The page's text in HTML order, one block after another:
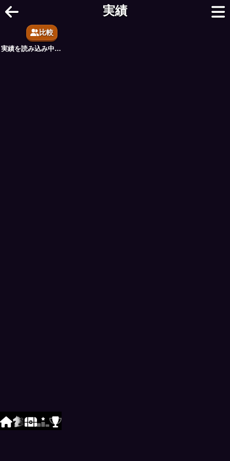
実績
チェスオンライン - ブラウザで友だ
比較
実績を読み込み中…